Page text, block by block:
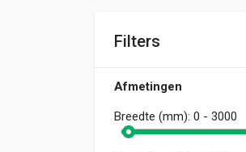
Filters
Afmetingen
Breedte (mm): 0 - 3000